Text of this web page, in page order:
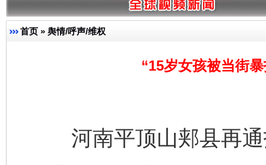
首页 » 舆情/呼声/维权
“15岁女孩被当街
河南平顶山郏县再通